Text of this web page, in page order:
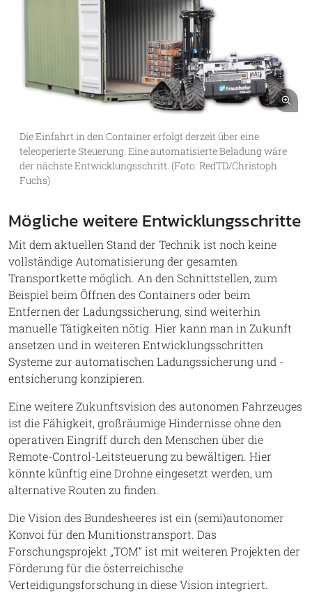
Die Einfahrt in den Container erfolgt derzeit über eine
teleoperierte Steuerung. Eine automatisierte Beladung wäre
der nächste Entwicklungsschritt. (Foto: RedTD/Christoph
Fuchs)
Mögliche weitere Entwicklungsschritte
Mit dem aktuellen Stand der Technik ist noch keine
vollständige Automatisierung der gesamten
Transportkette möglich. An den Schnittstellen, zum
Beispiel beim Öffnen des Containers oder beim
Entfernen der Ladungssicherung, sind weiterhin
manuelle Tätigkeiten nötig. Hier kann man in Zukunft
ansetzen und in weiteren Entwicklungsschritten
Systeme zur automatischen Ladungssicherung und -
entsicherung konzipieren.
Eine weitere Zukunftsvision des autonomen Fahrzeuges
ist die Fähigkeit, großräumige Hindernisse ohne den
operativen Eingriff durch den Menschen über die
Remote-Control-Leitsteuerung zu bewältigen. Hier
könnte künftig eine Drohne eingesetzt werden, um
alternative Routen zu finden.
Die Vision des Bundesheeres ist ein (semi)autonomer
Konvoi für den Munitionstransport. Das
Forschungsprojekt „TOM“ ist mit weiteren Projekten der
Förderung für die österreichische
Verteidigungsforschung in diese Vision integriert.